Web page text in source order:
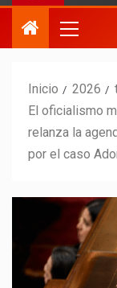
Inicio 2026
El oficialismo
relanza la
por el caso